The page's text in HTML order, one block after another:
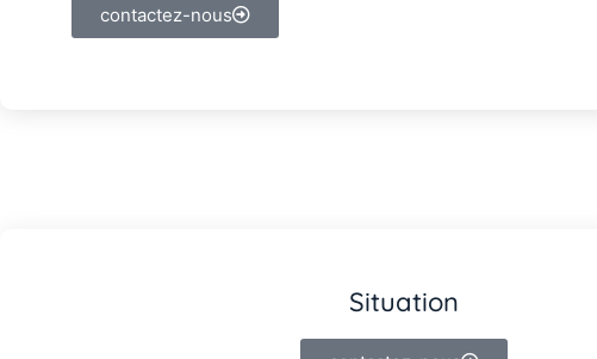
contactez-nous
Situation